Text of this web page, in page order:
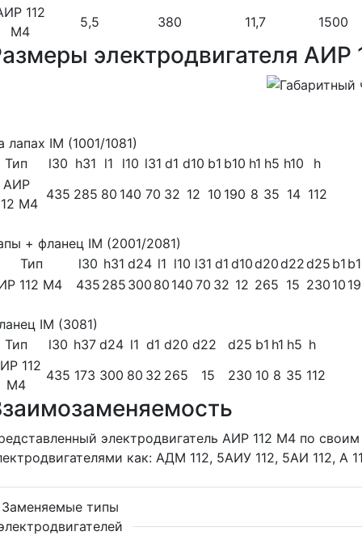
112
M4
5,5 380 11,7 1500
электродвигателя АИР
лапах IM (1001/1081)
Тип
l30 h31 l1 l10 l31 d1 d10 b1 b10 h1 h5 h10
h
АИР
M4
435 285 80 140 70 32 12 10 190 8 35 14 112
+ фланец IM (2001/2081)
Тип
l30 h31 d24 l1 l10 l31 d1 d10d20d22d25 b1
112 M4
435 285 300 80 140 70 32 12 265 15 230 10
IM (3081)
Тип
l30 h37 d24 l1 d1 d20 d22 d25 b1 h1 h5 h
112
M4
435 173 300 80 32 265 15 230 10 8 35 112
электродвигатель АИР 112 M4 по
как: АДМ 112, 5АИУ 112, 5АИ 112, А
Заменяемые типы